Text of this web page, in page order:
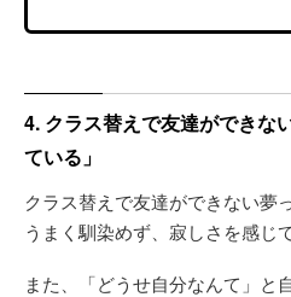
4. クラス替えで友達ができな
ている」
クラス替えで友達ができない夢
うまく馴染めず、寂しさを感じ
また、「どうせ自分なんて」と